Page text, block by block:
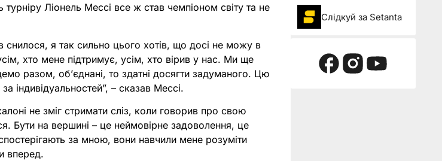
Ліонель Мессі все ж став чемпіоном світу та не
снилося, я так сильно цього хотів, що досі не можу в
хто мене підтримує, усім, хто вірив у нас. Ми ще
разом, об’єднані, то здатні досягти задуманого. Цю
індивідуальностей”, – сказав Мессі.
не зміг стримати сліз, коли говорив про свою
Бути на вершині – це неймовірне задоволення, це
за мною, вони навчили мене розуміти
вперед.
Слідкуй за Setanta